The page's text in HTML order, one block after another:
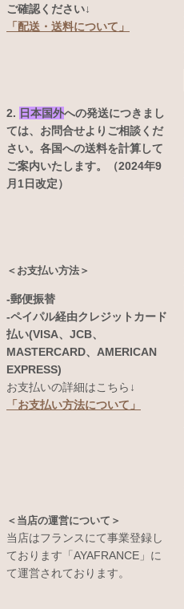
ご確認ください↓
「配送・送料について」
2. 日本国外への発送につきまし
ては、お問合せよりご相談くだ
さい。各国への送料を計算して
ご案内いたします。（2024年9
月1日改定）
＜お支払い方法＞
-郵便振替
-ペイパル経由クレジットカード
払い(VISA、JCB、
MASTERCARD、AMERICAN
EXPRESS)
お支払いの詳細はこちら↓
「お支払い方法について」
＜当店の運営について＞
当店はフランスにて事業登録し
ております「AYAFRANCE」に
て運営されております。